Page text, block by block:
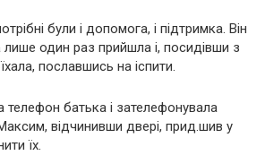
були і допомога, і підтримка. Він
лише один раз прийшла і, посидівши з
пославшись на іспити.
телефон батька і зателефонувала
відчинивши двері, прид.шив у
їх.